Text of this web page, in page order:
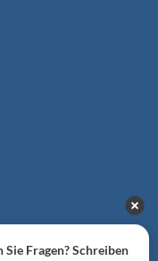
Sie Fragen? Schreiben